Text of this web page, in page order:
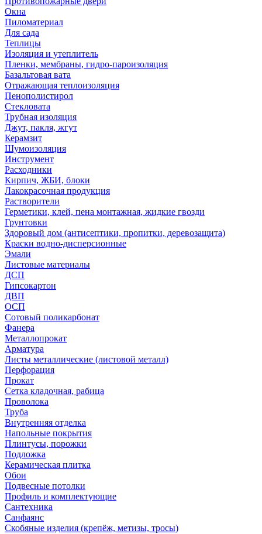
Окна
Пиломатериал
Для сада
Теплицы
Изоляция и утеплитель
Пленки, мембраны, гидро-пароизоляция
Базальтовая вата
Отражающая теплоизоляция
Пенополистирол
Стекловата
Трубная изоляция
Джут, пакля, жгут
Керамзит
Шумоизоляция
Инструмент
Расходники
Кирпич, ЖБИ, блоки
Лакокрасочная продукция
Растворители
Герметики, клей, пена монтажная, жидкие гвозди
Грунтовки
Здоровый дом (антисептики, пропитки, деревозащита)
Краски водно-дисперсионные
Эмали
Листовые материалы
ДСП
Гипсокартон
ДВП
ОСП
Сотовый поликарбонат
Фанера
Металлопрокат
Арматура
Листы металлические (листовой металл)
Перфорация
Прокат
Сетка кладочная, рабица
Проволока
Труба
Внутренняя отделка
Напольные покрытия
Плинтусы, порожки
Подложка
Керамическая плитка
Обои
Подвесные потолки
Профиль и комплектующие
Сантехника
Санфаянс
Скобяные изделия (крепёж, метизы, тросы)